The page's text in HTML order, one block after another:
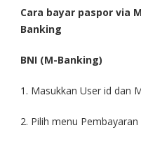
Cara bayar paspor via
Banking
BNI (M-Banking)
1. Masukkan User id dan
2. Pilih menu Pembayaran